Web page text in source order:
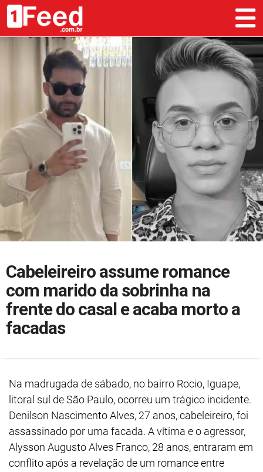
Cabeleireiro assume romance
com marido da sobrinha na
frente do casal e acaba morto a
facadas
Na madrugada de sábado, no bairro Rocio, Iguape,
litoral sul de São Paulo, ocorreu um trágico incidente.
Denilson Nascimento Alves, 27 anos, cabeleireiro, foi
assassinado por uma facada. A vítima e o agressor,
Alysson Augusto Alves Franco, 28 anos, entraram em
conflito após a revelação de um romance entre